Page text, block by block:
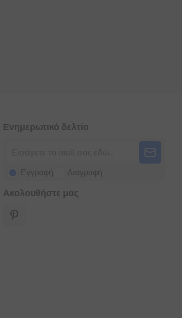
Ενημερωτικό δελτίο
Εγγραφή Διαγραφή
Ακολουθήστε μας